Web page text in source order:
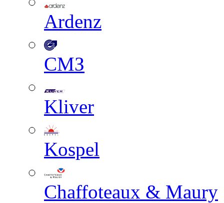
Ardenz
СМЗ
Kliver
Kospel
Chaffoteaux & Maury